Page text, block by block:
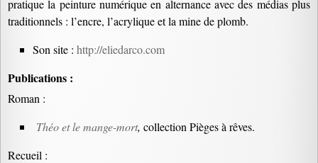
pratique la peinture numérique en alternance avec des médias plus
traditionnels : l’encre, l’acrylique et la mine de plomb.
Son site : http://eliedarco.com
Publications :
Roman :
Théo et le mange-mort, collection Pièges à rêves.
Recueil :